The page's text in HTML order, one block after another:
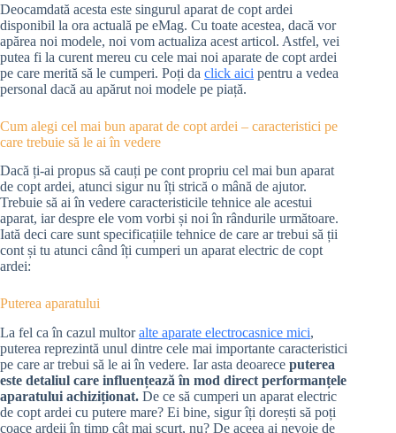
Deocamdată acesta este singurul aparat de copt ardei
disponibil la ora actuală pe eMag. Cu toate acestea, dacă vor
apărea noi modele, noi vom actualiza acest articol. Astfel, vei
putea fi la curent mereu cu cele mai noi aparate de copt ardei
pe care merită să le cumperi. Poți da click aici pentru a vedea
personal dacă au apărut noi modele pe piață.
Cum alegi cel mai bun aparat de copt ardei – caracteristici pe
care trebuie să le ai în vedere
Dacă ți-ai propus să cauți pe cont propriu cel mai bun aparat
de copt ardei, atunci sigur nu îți strică o mână de ajutor.
Trebuie să ai în vedere caracteristicile tehnice ale acestui
aparat, iar despre ele vom vorbi și noi în rândurile următoare.
Iată deci care sunt specificațiile tehnice de care ar trebui să ții
cont și tu atunci când îți cumperi un aparat electric de copt
ardei:
Puterea aparatului
La fel ca în cazul multoralte aparate electrocasnice mici,
puterea reprezintă unul dintre cele mai importante caracteristici
pe care ar trebui să le ai în vedere. Iar asta deoarece puterea
este detaliul care influențează în mod direct performanțele
aparatului achiziționat. De ce să cumperi un aparat electric
de copt ardei cu putere mare? Ei bine, sigur îți dorești să poți
coace ardeii în timp cât mai scurt, nu? De aceea ai nevoie de